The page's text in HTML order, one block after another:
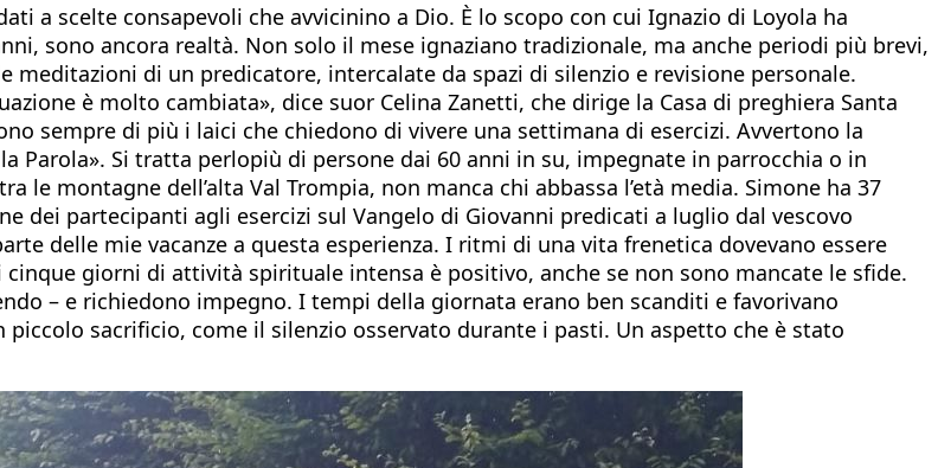
a scelte consapevoli che avvicinino a Dio. È lo scopo con cui Ignazio di Loyola ha
sono ancora realtà. Non solo il mese ignaziano tradizionale, ma anche periodi più brevi,
di un predicatore, intercalate da spazi di silenzio e revisione personale.
è molto cambiata», dice suor Celina Zanetti, che dirige la Casa di preghiera Santa
sempre di più i laici che chiedono di vivere una settimana di esercizi. Avvertono la
Si tratta perlopiù di persone dai 60 anni in su, impegnate in parrocchia o in
montagne dell’alta Val Trompia, non manca chi abbassa l’età media. Simone ha 37
dei partecipanti agli esercizi sul Vangelo di Giovanni predicati a luglio dal vescovo
delle mie vacanze a questa esperienza. I ritmi di una vita frenetica dovevano essere
giorni di attività spirituale intensa è positivo, anche se non sono mancate le sfide.
– e richiedono impegno. I tempi della giornata erano ben scanditi e favorivano
sacrificio, come il silenzio osservato durante i pasti. Un aspetto che è stato